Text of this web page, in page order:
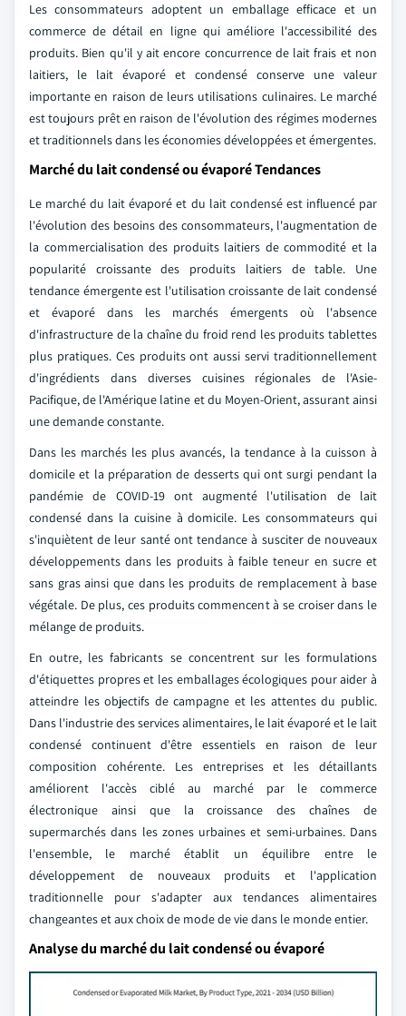
Les consommateurs adoptent un emballage efficace et un
commerce de détail en ligne qui améliore l'accessibilité des
produits. Bien qu'il y ait encore concurrence de lait frais et non
laitiers, le lait évaporé et condensé conserve une valeur
importante en raison de leurs utilisations culinaires. Le marché
est toujours prêt en raison de l'évolution des régimes modernes
et traditionnels dans les économies développées et émergentes.
Marché du lait condensé ou évaporé Tendances
Le marché du lait évaporé et du lait condensé est influencé par
l'évolution des besoins des consommateurs, l'augmentation de
la commercialisation des produits laitiers de commodité et la
popularité croissante des produits laitiers de table. Une
tendance émergente est l'utilisation croissante de lait condensé
et évaporé dans les marchés émergents où l'absence
d'infrastructure de la chaîne du froid rend les produits tablettes
plus pratiques. Ces produits ont aussi servi traditionnellement
d'ingrédients dans diverses cuisines régionales de l'Asie-
Pacifique, de l'Amérique latine et du Moyen-Orient, assurant ainsi
une demande constante.
Dans les marchés les plus avancés, la tendance à la cuisson à
domicile et la préparation de desserts qui ont surgi pendant la
pandémie de COVID-19 ont augmenté l'utilisation de lait
condensé dans la cuisine à domicile. Les consommateurs qui
s'inquiètent de leur santé ont tendance à susciter de nouveaux
développements dans les produits à faible teneur en sucre et
sans gras ainsi que dans les produits de remplacement à base
végétale. De plus, ces produits commencent à se croiser dans le
mélange de produits.
En outre, les fabricants se concentrent sur les formulations
d'étiquettes propres et les emballages écologiques pour aider à
atteindre les objectifs de campagne et les attentes du public.
Dans l'industrie des services alimentaires, le lait évaporé et le lait
condensé continuent d'être essentiels en raison de leur
composition cohérente. Les entreprises et les détaillants
améliorent l'accès ciblé au marché par le commerce
électronique ainsi que la croissance des chaînes de
supermarchés dans les zones urbaines et semi-urbaines. Dans
l'ensemble, le marché établit un équilibre entre le
développement de nouveaux produits et l'application
traditionnelle pour s'adapter aux tendances alimentaires
changeantes et aux choix de mode de vie dans le monde entier.
Analyse du marché du lait condensé ou évaporé